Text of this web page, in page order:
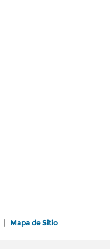
Mapa de Sitio